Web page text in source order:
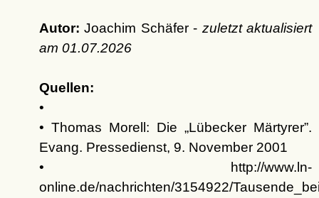
Autor: Joachim Schäfer - zuletzt aktualisiert
am 01.07.2026
Quellen:
•
• Thomas Morell: Die
Lübecker Märtyrer .
Evang. Pressedienst, 9. November 2001
• http://www.ln-
online.de/nachrichten/3154922/